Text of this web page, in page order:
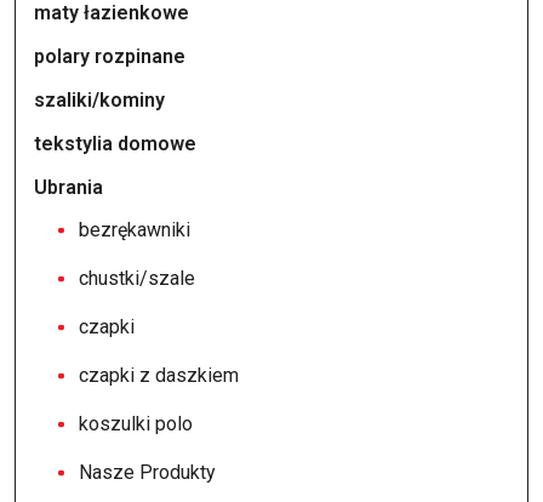
maty łazienkowe
polary rozpinane
szaliki/kominy
tekstylia domowe
Ubrania
bezrękawniki
chustki/szale
czapki
czapki z daszkiem
koszulki polo
Nasze Produkty